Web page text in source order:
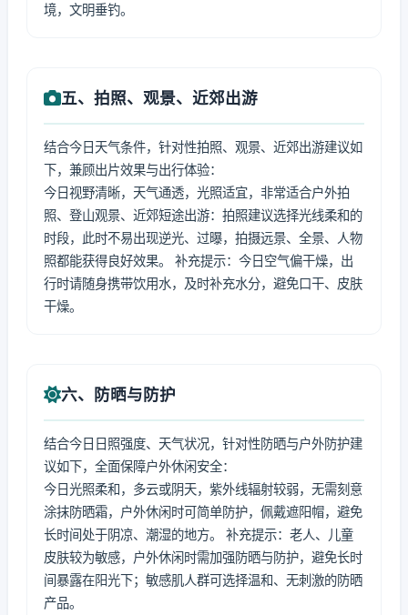
境，文明垂钓。
五、拍照、观景、近郊出游
结合今日天气条件，针对性拍照、观景、近郊出游建议如
下，兼顾出片效果与出行体验：
今日视野清晰，天气通透，光照适宜，非常适合户外拍
照、登山观景、近郊短途出游：拍照建议选择光线柔和的
时段，此时不易出现逆光、过曝，拍摄远景、全景、人物
照都能获得良好效果。 补充提示：今日空气偏干燥，出
行时请随身携带饮用水，及时补充水分，避免口干、皮肤
干燥。
六、防晒与防护
结合今日日照强度、天气状况，针对性防晒与户外防护建
议如下，全面保障户外休闲安全：
今日光照柔和，多云或阴天，紫外线辐射较弱，无需刻意
涂抹防晒霜，户外休闲时可简单防护，佩戴遮阳帽，避免
长时间处于阴凉、潮湿的地方。 补充提示：老人、儿童
皮肤较为敏感，户外休闲时需加强防晒与防护，避免长时
间暴露在阳光下；敏感肌人群可选择温和、无刺激的防晒
产品。